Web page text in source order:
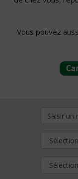
Vous pouvez